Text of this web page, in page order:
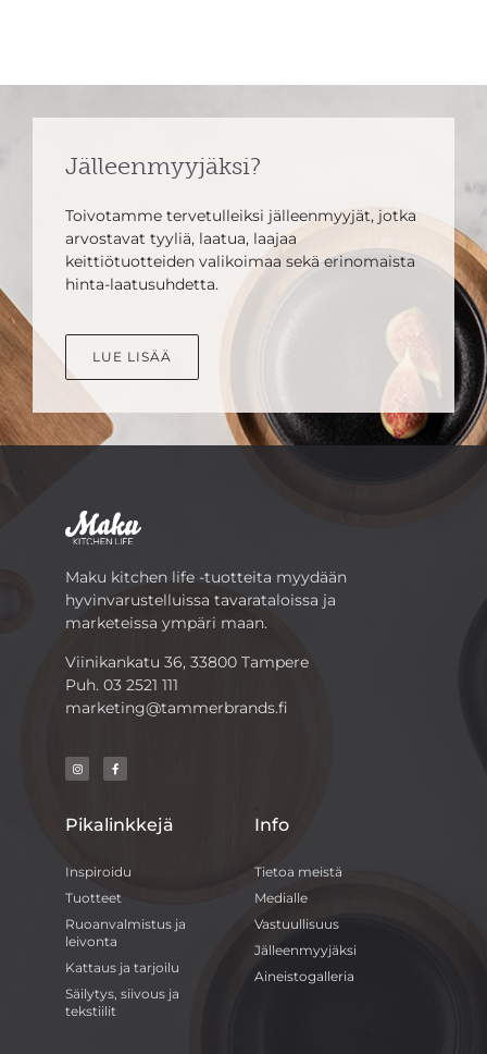
Jälleenmyyjäksi?
Toivotamme tervetulleiksi jälleenmyyjät, jotka
arvostavat tyyliä, laatua, laajaa
keittiötuotteiden valikoimaa sekä erinomaista
hinta-laatusuhdetta.
LUE LISÄÄ
Maku kitchen life -tuotteita myydään
hyvinvarustelluissa tavarataloissa ja
marketeissa ympäri maan.
Viinikankatu 36, 33800 Tampere
Puh. 03 2521 111
marketing@tammerbrands.fi
Pikalinkkejä
Inspiroidu
Tuotteet
Ruoanvalmistus ja
leivonta
Kattaus ja tarjoilu
Säilytys, siivous ja
tekstiilit
Info
Tietoa meistä
Medialle
Vastuullisuus
Jälleenmyyjäksi
Aineistogalleria